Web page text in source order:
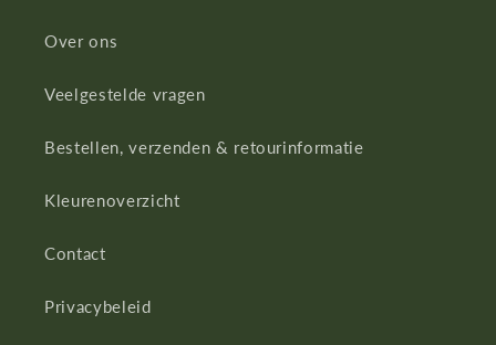
Over ons
Veelgestelde vragen
Bestellen, verzenden & retourinformatie
Kleurenoverzicht
Contact
Privacybeleid